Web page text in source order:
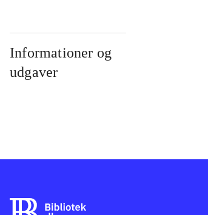
Informationer og
udgaver